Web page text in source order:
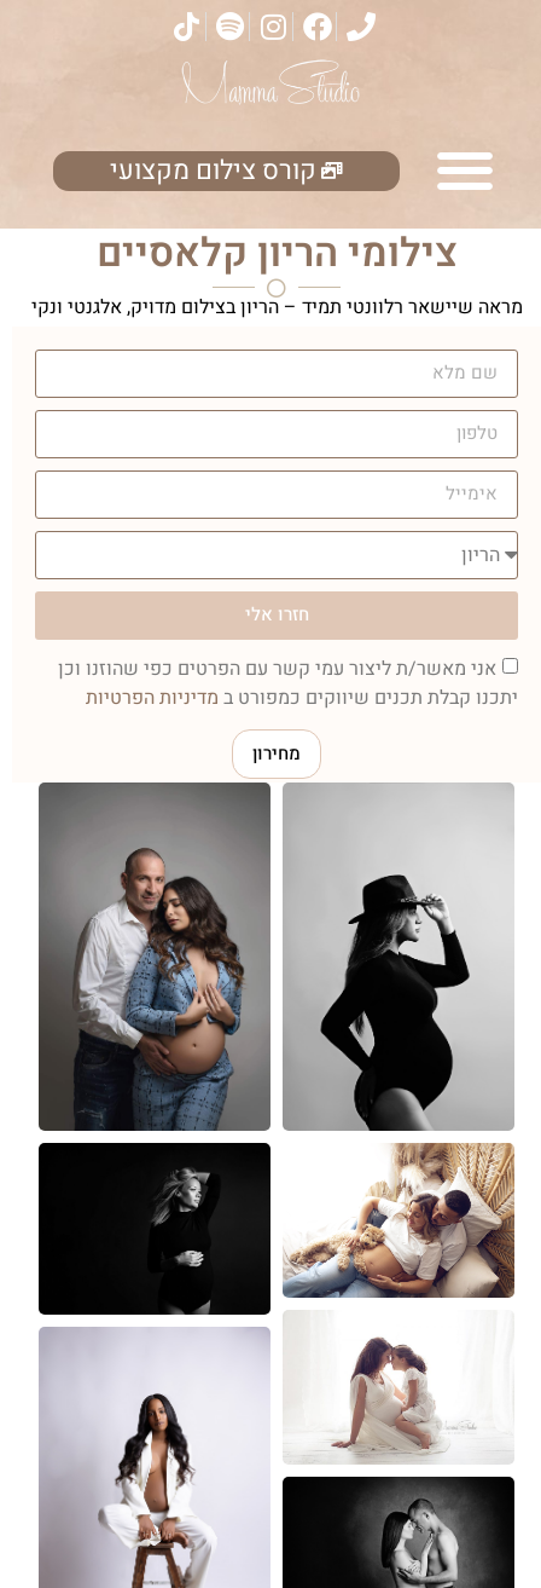
קורס צילום מקצועי
צילומי הריון קלאסיים
מראה שיישאר רלוונטי תמיד – הריון בצילום מדויק, אלגנטי ונקי
אני מאשר/ת ליצור עמי קשר עם הפרטים כפי שהוזנו וכן
יתכנו קבלת תכנים שיווקים כמפורט ב מדיניות הפרטיות
חזרו אלי
מחירון